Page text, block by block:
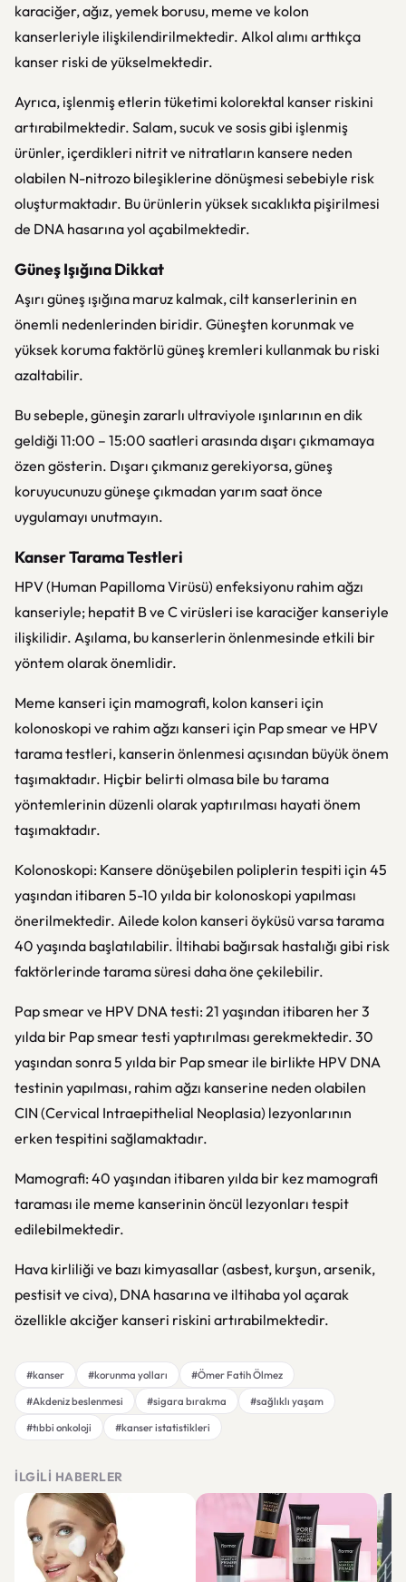
karaciğer, ağız, yemek borusu, meme ve kolon
kanserleriyle ilişkilendirilmektedir. Alkol alımı arttıkça
kanser riski de yükselmektedir.
Ayrıca, işlenmiş etlerin tüketimi kolorektal kanser riskini
artırabilmektedir. Salam, sucuk ve sosis gibi işlenmiş
ürünler, içerdikleri nitrit ve nitratların kansere neden
olabilen N-nitrozo bileşiklerine dönüşmesi sebebiyle risk
oluşturmaktadır. Bu ürünlerin yüksek sıcaklıkta pişirilmesi
de DNA hasarına yol açabilmektedir.
Güneş Işığına Dikkat
Aşırı güneş ışığına maruz kalmak, cilt kanserlerinin en
önemli nedenlerinden biridir. Güneşten korunmak ve
yüksek koruma faktörlü güneş kremleri kullanmak bu riski
azaltabilir.
Bu sebeple, güneşin zararlı ultraviyole ışınlarının en dik
geldiği 11:00 – 15:00 saatleri arasında dışarı çıkmamaya
özen gösterin. Dışarı çıkmanız gerekiyorsa, güneş
koruyucunuzu güneşe çıkmadan yarım saat önce
uygulamayı unutmayın.
Kanser Tarama Testleri
HPV (Human Papilloma Virüsü) enfeksiyonu rahim ağzı
kanseriyle; hepatit B ve C virüsleri ise karaciğer kanseriyle
ilişkilidir. Aşılama, bu kanserlerin önlenmesinde etkili bir
yöntem olarak önemlidir.
Meme kanseri için mamografi, kolon kanseri için
kolonoskopi ve rahim ağzı kanseri için Pap smear ve HPV
tarama testleri, kanserin önlenmesi açısından büyük önem
taşımaktadır. Hiçbir belirti olmasa bile bu tarama
yöntemlerinin düzenli olarak yaptırılması hayati önem
taşımaktadır.
Kolonoskopi: Kansere dönüşebilen poliplerin tespiti için 45
yaşından itibaren 5-10 yılda bir kolonoskopi yapılması
önerilmektedir. Ailede kolon kanseri öyküsü varsa tarama
40 yaşında başlatılabilir. İltihabi bağırsak hastalığı gibi risk
faktörlerinde tarama süresi daha öne çekilebilir.
Pap smear ve HPV DNA testi: 21 yaşından itibaren her 3
yılda bir Pap smear testi yaptırılması gerekmektedir. 30
yaşından sonra 5 yılda bir Pap smear ile birlikte HPV DNA
testinin yapılması, rahim ağzı kanserine neden olabilen
CIN (Cervical Intraepithelial Neoplasia) lezyonlarının
erken tespitini sağlamaktadır.
Mamografi: 40 yaşından itibaren yılda bir kez mamografi
taraması ile meme kanserinin öncül lezyonları tespit
edilebilmektedir.
Hava kirliliği ve bazı kimyasallar (asbest, kurşun, arsenik,
pestisit ve civa), DNA hasarına ve iltihaba yol açarak
özellikle akciğer kanseri riskini artırabilmektedir.
#kanser #korunma yolları
#Ömer Fatih Ölmez
#Akdeniz beslenmesi
#sigara bırakma
#sağlıklı yaşam
#tıbbi onkoloji
#kanser istatistikleri
İLGILI HABERLER